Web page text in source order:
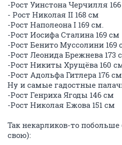
-Рост Уинстона Черчилля
- Рост Николая II 168 см
-Рост Наполеона I 169 см.
-Рост Иосифа Сталина 169 см
-Рост Бенито Муссолини 169
-Рост Леонида Брежнева 173
-Рост Никиты Хрущёва 160
-Рост Адольфа Гитлера 176 см
Ну и самые гадостные
-Рост Генриха Ягоды 146 см
-Рост Николая Ежова 151 cм
Так некарликов-то
свою):